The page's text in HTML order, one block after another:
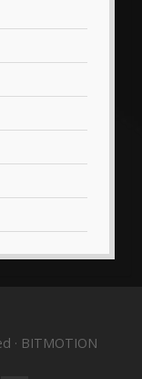
· BITMOTION